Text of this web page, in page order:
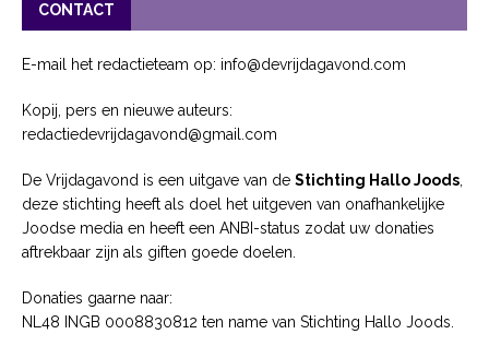
CONTACT
E-mail het redactieteam op: info@devrijdagavond.com
Kopij, pers en nieuwe auteurs:
redactiedevrijdagavond@gmail.com
De Vrijdagavond is een uitgave van de Stichting Hallo Joods
deze stichting heeft als doel het uitgeven van onafhankelijke
Joodse media en heeft een ANBI-status zodat uw donaties
aftrekbaar zijn als giften goede doelen.
Donaties gaarne naar:
NL48 INGB 0008830812 ten name van Stichting Hallo Joods.